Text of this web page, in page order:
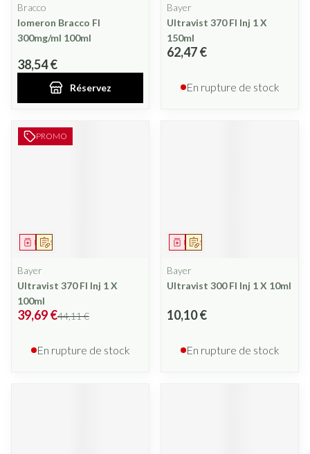
Bracco
Iomeron Bracco Fl
300mg/ml 100ml
38,54 €
Réservez
Bayer
Ultravist 370 Fl Inj 1 X
150ml
62,47 €
En rupture de stock
PROMO
Sur prescription
Médicament
Bayer
Ultravist 370 Fl Inj 1 X
100ml
44,11 €
39,69 €
En rupture de stock
Sur prescription
Médicament
Bayer
Ultravist 300 Fl Inj 1 X 10ml
10,10 €
En rupture de stock